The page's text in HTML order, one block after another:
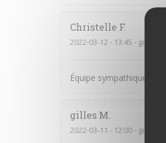
Christelle F
2022-03-12 - 13:45 - guests 7
Équipe sympathique et
gilles M
2022-03-11 - 12:00 - guests 2